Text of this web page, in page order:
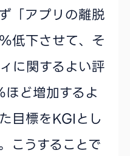
「アプリの離脱
低下させて、そ
に関するよい評
ど増加するよ
目標をKGIとし
こうすることで